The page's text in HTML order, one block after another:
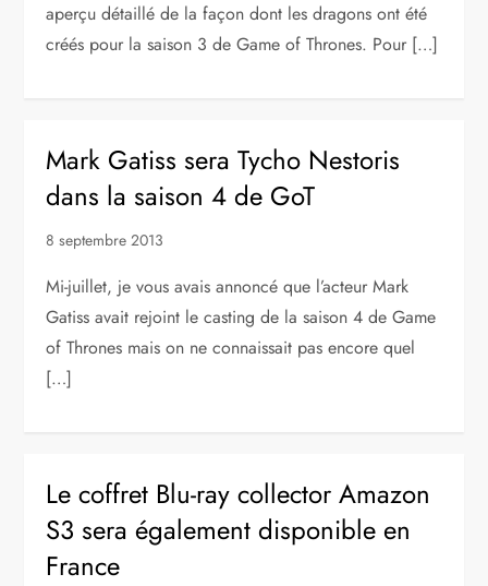
aperçu détaillé de la façon dont les dragons ont été
créés pour la saison 3 de Game of Thrones. Pour […]
Mark Gatiss sera Tycho Nestoris
dans la saison 4 de GoT
8 septembre 2013
Mi-juillet, je vous avais annoncé que l’acteur Mark
Gatiss avait rejoint le casting de la saison 4 de Game
of Thrones mais on ne connaissait pas encore quel
[…]
Le coffret Blu-ray collector Amazon
S3 sera également disponible en
France